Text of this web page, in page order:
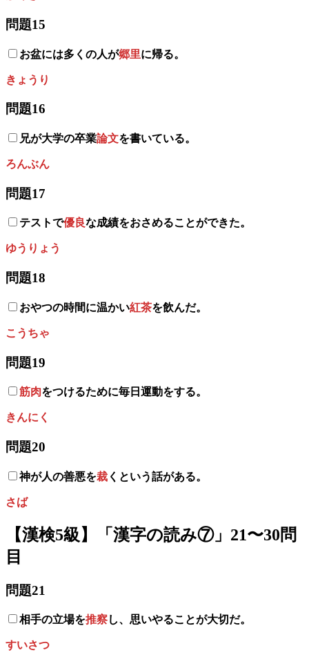
問題15
お盆には多くの人が郷里に帰る。
きょうり
問題16
兄が大学の卒業論文を書いている。
ろんぶん
問題17
テストで優良な成績をおさめることができた。
ゆうりょう
問題18
おやつの時間に温かい紅茶を飲んだ。
こうちゃ
問題19
筋肉をつけるために毎日運動をする。
きんにく
問題20
神が人の善悪を裁 くという話がある。
さば
【漢検5級】「漢字の読み⑦」21〜30問
目
問題21
相手の立場を推察し、思いやることが大切だ。
すいさつ